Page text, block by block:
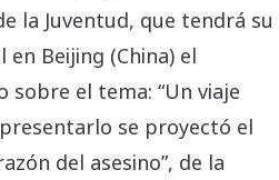
la Juventud, que tendrá su
Beijing (China) el
el tema: “Un viaje
se proyectó el
del asesino”, de la